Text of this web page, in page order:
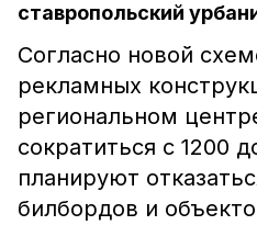
ставропольский
Согласно новой
рекламных
региональном
сократиться с 1200
планируют
билбордов и